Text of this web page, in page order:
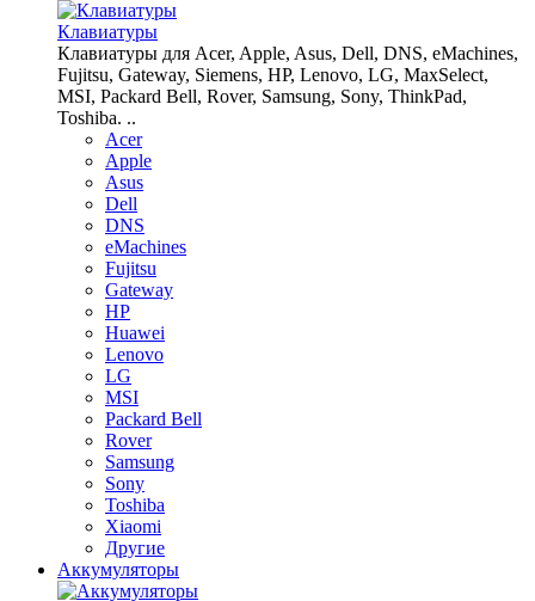
Клавиатуры
Клавиатуры для Acer, Apple, Asus, Dell, DNS, eMachines,
Fujitsu, Gateway, Siemens, HP, Lenovo, LG, MaxSelect,
MSI, Packard Bell, Rover, Samsung, Sony, ThinkPad,
Toshiba. ..
Acer
Apple
Asus
Dell
DNS
eMachines
Fujitsu
Gateway
HP
Huawei
Lenovo
LG
MSI
Packard Bell
Rover
Samsung
Sony
Toshiba
Xiaomi
Другие
Аккумуляторы